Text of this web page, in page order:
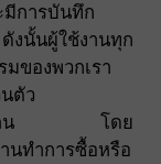
มีการบันทึก
นั้นผู้ใช้งานทุก
ของพวกเรา
ตัว
บทุกคน โดย
นทำการซื้อหรือ